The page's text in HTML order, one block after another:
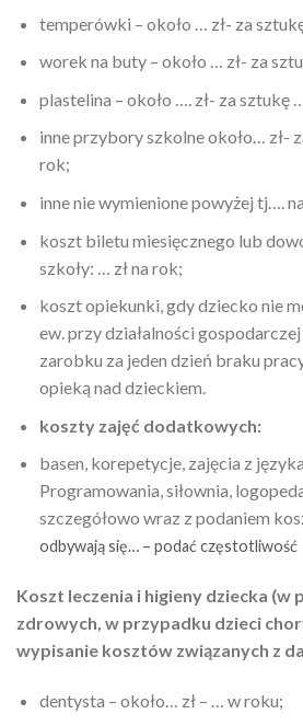
temperówki – około … zł- za
worek na buty – około … zł- za
plastelina – około …. zł- za sztukę
inne przybory szkolne około… zł-
rok;
inne nie wymienione powyżej tj….
koszt biletu miesięcznego lub
szkoły: … zł na rok;
koszt opiekunki, gdy dziecko nie
ew. przy działalności
zarobku za jeden dzień braku
opieką nad dzieckiem.
koszty zajęć dodatkowych:
basen, korepetycje, zajęcia z
Programowania, siłownia,
szczegółowo wraz z podaniem
odbywają się… – podać częstotliwość
Koszt leczenia i higieny dziecka (w
zdrowych, w przypadku dzieci
wypisanie kosztów związanych z
dentysta – około… zł – … w roku;